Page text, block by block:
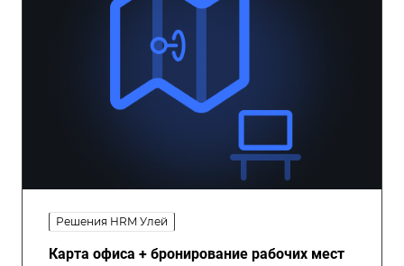
Решения HRM Улей
Карта офиса + бронирование рабочих мест